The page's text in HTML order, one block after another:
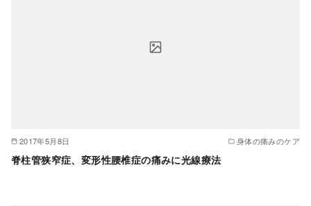
2017年5月8日 身体の痛みのケア
脊柱管狭窄症、変形性腰椎症の痛みに光線療法